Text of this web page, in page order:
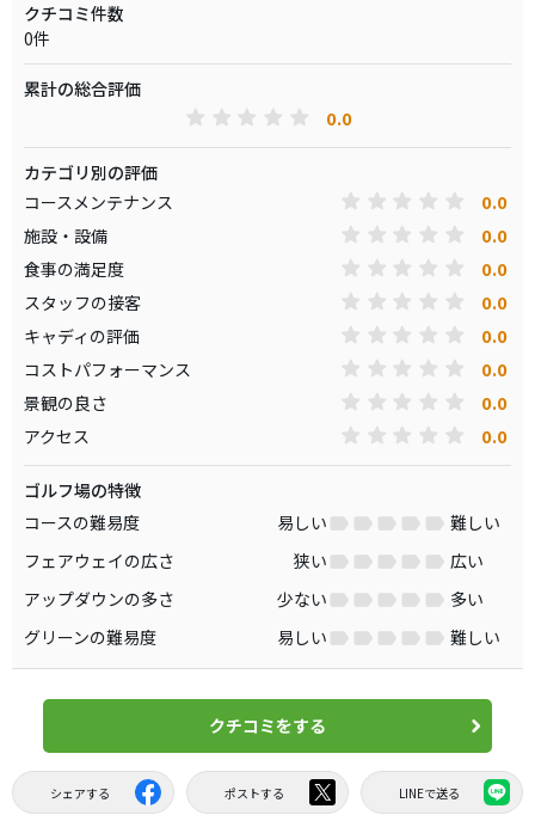
クチコミ件数
0件
累計の総合評価
0.0
カテゴリ別の評価
コースメンテナンス
0.0
施設・設備 0.0
食事の満足度 0.0
スタッフの接客 0.0
キャディの評価 0.0
コストパフォーマンス 0.0
景観の良さ 0.0
アクセス 0.0
ゴルフ場の特徴
コースの難易度
易しい
難しい
フェアウェイの広さ
狭い
広い
アップダウンの多さ
少ない
多い
グリーンの難易度
易しい 難しい
クチコミをする
シェアする ポストする LINEで送る